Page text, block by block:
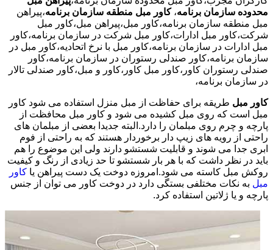
محدوده سازمان برنامه، کاور مبل منطقه سازمان برنامه،پیراهن
مبل منطقه سازمان برنامه،کاور مبل،پیراهن مبل،کاور مبل
شرکت،کاور مبل ادارات،کاور مبل شرکت در سازمان برنامه،کاور
مبل ادارات در سازمان برنامه،کاور مبل با نرخ اتحادیه،کاور مبل در
سازمان برنامه،کاور صندلی رستوران در سازمان برنامه،کاور
صندلی رستوران کاور،کاور مبل کاور،کاور و مبل،کاور صندلی تالار
در سازمان برنامه،
کاور مبل طریقه برای حفاظت از مبل منزل استفاده می شود کاور
مبل است که روی مبل کشیده می شود و کاور مبل محافظت از
پارچه و چرم روی مبلمان را دارد.البته جدیدا بعضی از مبلمان های
راحتی از رویه های زیپ دار برخوردار هستند که به راحتی از فوم
ابری جدا می شوند و قابلیت شستشو دارند ولی این موضوع را هم
باید در نظر داشت که با هر بار شستشو تا حد زیادی از رنگ و کیفیت
روکش مبل کاسته می شود.امروزه دوخت یک دست پیراهن یا کاور
مبل به نکات مختلفی بستگی دارد در دوخت کاور می توان از جنس
پارچه و یا ژلاتین استفاده کرد.